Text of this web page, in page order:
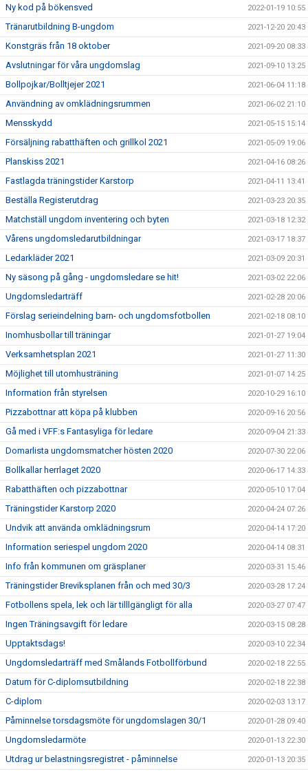
Ny kod på bökensved 2022-01-19 10:55
Tränarutbildning B-ungdom 2021-12-20 20:43
Konstgräs från 18 oktober 2021-09-20 08:33
Avslutningar för våra ungdomslag 2021-09-10 13:25
Bollpojkar/Bolltjejer 2021 2021-06-04 11:18
Användning av omklädningsrummen 2021-06-02 21:10
Mensskydd 2021-05-15 15:14
Försäljning rabatthäften och grillkol 2021 2021-05-09 19:06
Planskiss 2021 2021-04-16 08:26
Fastlagda träningstider Karstorp 2021-04-11 13:41
Beställa Registerutdrag 2021-03-23 20:35
Matchställ ungdom inventering och byten 2021-03-18 12:32
Vårens ungdomsledarutbildningar 2021-03-17 18:37
Ledarkläder 2021 2021-03-09 20:31
Ny säsong på gång - ungdomsledare se hit! 2021-03-02 22:06
Ungdomsledarträff 2021-02-28 20:06
Förslag serieindelning barn- och ungdomsfotbollen 2021-02-18 08:10
Inomhusbollar till träningar 2021-01-27 19:04
Verksamhetsplan 2021 2021-01-27 11:30
Möjlighet till utomhusträning 2021-01-07 14:25
Information från styrelsen 2020-10-29 16:10
Pizzabottnar att köpa på klubben 2020-09-16 20:56
Gå med i VFF:s Fantasyliga för ledare 2020-09-04 21:33
Domarlista ungdomsmatcher hösten 2020 2020-07-30 22:06
Bollkallar herrlaget 2020 2020-06-17 14:33
Rabatthäften och pizzabottnar 2020-05-10 17:04
Träningstider Karstorp 2020 2020-04-24 07:26
Undvik att använda omklädningsrum 2020-04-14 17:20
Information seriespel ungdom 2020 2020-04-14 08:31
Info från kommunen om gräsplaner 2020-03-31 15:46
Träningstider Breviksplanen från och med 30/3 2020-03-28 17:24
Fotbollens spela, lek och lär tilllgängligt för alla 2020-03-27 07:47
Ingen Träningsavgift för ledare 2020-03-15 08:28
Upptaktsdags! 2020-03-10 22:34
Ungdomsledarträff med Smålands Fotbollförbund 2020-02-18 22:55
Datum för C-diplomsutbildning 2020-02-18 22:38
C-diplom 2020-02-03 13:17
Påminnelse torsdagsmöte för ungdomslagen 30/1 2020-01-28 09:40
Ungdomsledarmöte 2020-01-13 22:30
Utdrag ur belastningsregistret - påminnelse 2020-01-13 20:35